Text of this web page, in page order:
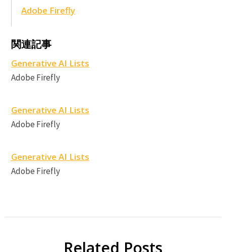
Adobe Firefly
関連記事
Generative AI Lists
Adobe Firefly
Generative AI Lists
Adobe Firefly
Generative AI Lists
Adobe Firefly
Related Posts